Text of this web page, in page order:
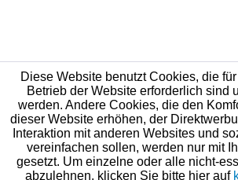
Diese Website benutzt Cookies, die
Betrieb der Website erforderlich sind
werden. Andere Cookies, die den
dieser Website erhöhen, der
Interaktion mit anderen Websites und
vereinfachen sollen, werden nur mit
gesetzt. Um einzelne oder alle nicht-
abzulehnen, klicken Sie bitte hier auf